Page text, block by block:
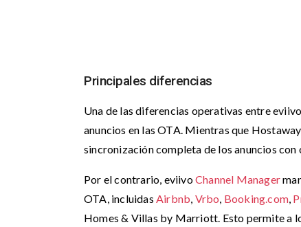
Principales diferencias
Una de las diferencias operativas entre
anuncios en las OTA. Mientras que
sincronización completa de los anuncios
Por el contrario, eviivoChannel Manager
OTA, incluidas Airbnb, Vrbo, Booking.com,
Homes & Villas by Marriott. Esto permite a